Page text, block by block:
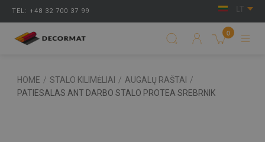
TEL: +48 32 700 37 99
0
HOME / STALO KILIMĖLIAI / AUGALŲ RAŠTAI
/
PATIESALAS ANT DARBO STALO PROTEA SREBRNIK